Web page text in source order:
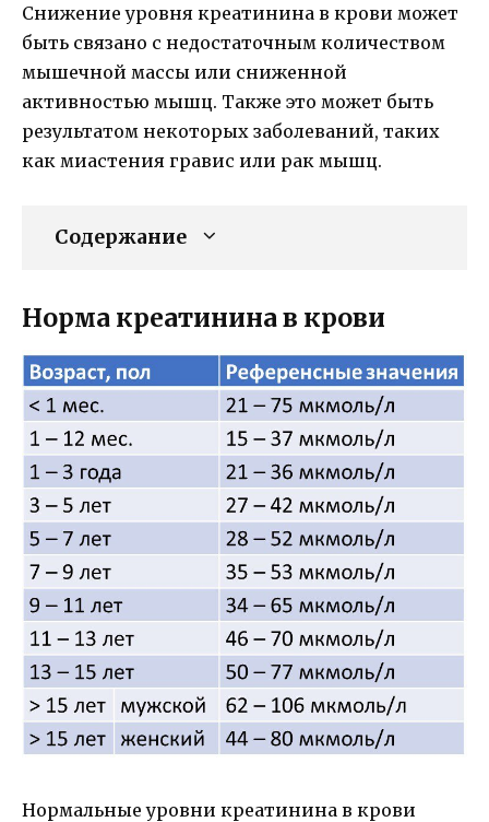
Снижение уровня креатинина в крови может
быть связано с недостаточным количеством
мышечной массы или сниженной
активностью мышц. Также это может быть
результатом некоторых заболеваний, таких
как миастения гравис или рак мышц.
Содержание
Норма креатинина в крови
Нормальные уровни креатинина в крови